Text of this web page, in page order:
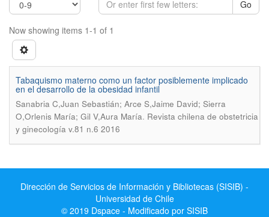
Go
Now showing items 1-1 of 1
Tabaquismo materno como un factor posiblemente implicado
en el desarrollo de la obesidad infantil
Sanabria C,Juan Sebastián; Arce S,Jaime David; Sierra
O,Orlenis María; Gil V,Aura María. Revista chilena de obstetricia
y ginecología v.81 n.6 2016
Dirección de Servicios de Información y Bibliotecas (SISIB) -
Universidad de Chile
© 2019 Dspace - Modificado por SISIB